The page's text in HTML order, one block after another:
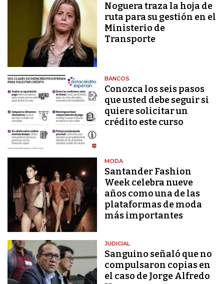
Noguera traza la hoja de
ruta para su gestión en el
Ministerio de
Transporte
BANCOS
Conozca los seis pasos
que usted debe seguir si
quiere solicitar un
crédito este curso
MODA
Santander Fashion
Week celebra nueve
años como una de las
plataformas de moda
más importantes
JUDICIAL
Sanguino señaló que no
compulsaron copias en
el caso de Jorge Alfredo